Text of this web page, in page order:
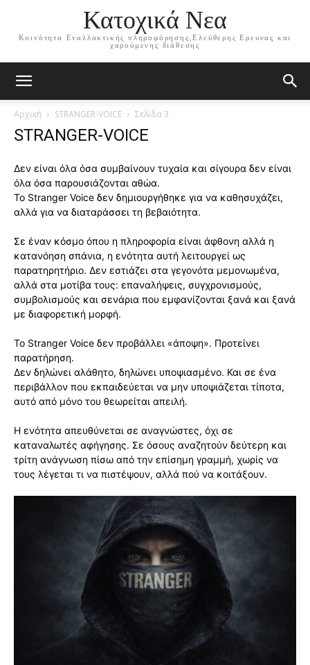
Κατοχικά Νεα
Κοινότητα Εναλλακτικής πληροφόρησης,Ελεύθερης Ερευνας και
χαρούμενης διάθεσης
Αρχική STRANGER-VOICE Σελίδα 3
STRANGER-VOICE
Δεν είναι όλα όσα συμβαίνουν τυχαία και σίγουρα δεν είναι
όλα όσα παρουσιάζονται αθώα.
Το Stranger Voice δεν δημιουργήθηκε για να καθησυχάζει,
αλλά για να διαταράσσει τη βεβαιότητα.
Σε έναν κόσμο όπου η πληροφορία είναι άφθονη αλλά η
κατανόηση σπάνια, η ενότητα αυτή λειτουργεί ως
παρατηρητήριο. Δεν εστιάζει στα γεγονότα μεμονωμένα,
αλλά στα μοτίβα τους: επαναλήψεις, συγχρονισμούς,
συμβολισμούς και σενάρια που εμφανίζονται ξανά και ξανά
με διαφορετική μορφή.
Το Stranger Voice δεν προβάλλει «άποψη». Προτείνει
παρατήρηση.
Δεν δηλώνει αλάθητο, δηλώνει υποψιασμένο. Και σε ένα
περιβάλλον που εκπαιδεύεται να μην υποψιάζεται τίποτα,
αυτό από μόνο του θεωρείται απειλή.
Η ενότητα απευθύνεται σε αναγνώστες, όχι σε
καταναλωτές αφήγησης. Σε όσους αναζητούν δεύτερη και
τρίτη ανάγνωση πίσω από την επίσημη γραμμή, χωρίς να
τους λέγεται τι να πιστέψουν, αλλά πού να κοιτάξουν.